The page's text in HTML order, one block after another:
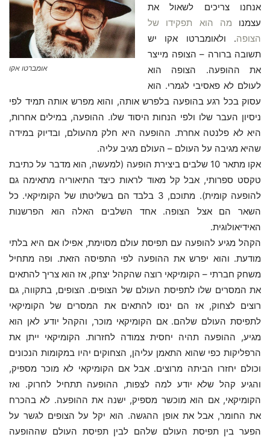
אומברטו אקו
אנחנו צריכים לשאול את
עצמנו מה הוא תפקידו של
הצופה. ולאומברטו אקו יש
תשובה ברורה – הצופה מייצר
את ההופעה. הצופה הוא
לעולם לא פאסיבי לגמרי. הוא
עסוק בכל רגע בהופעה בלפרש אותה, והוא מפרש אותה תמיד לפי
ניסיון העבר שלו ולפי הנחות היסוד שלו. ההופעה, במילים אחרות,
היא לא פלנטה אחרת. ההופעה היא חלק מהעולם, ובדיוק במידה
שהיא מגיבה על העולם – העולם מגיב עליה.
אקו מתאר 10 שלבים ביצירת הופעה (למעשה, הוא מדבר על כתיבת
טקסט ספרותי, אבל קל מאוד לראות כיצד התיאוריה מתאימה גם
להופעה קומית). מתוכם, 3 בלבד הם בשליטתו של הקומיקאי. כל
השאר הם אצל הצופה. אחד השלבים האלה הוא הפרשנות
האידיאולוגית.
הקהל מגיע להופעה עם תפיסת עולם מסוימת, אפילו אם היא בלתי
מודעת. והוא יפרש את ההופעה לפי התפיסה הזאת. ופה מתחיל
משחק חברתי – הקומיקאי רוצה שהקהל יצחק, אז הוא צריך להתאים
את המסרים שלו לתפיסת העולם של הצופים. הצופים, בתקווה, גם
רוצים לצחוק, אז הם ינסו להתאים את המסרים של הקומיקאי
לתפיסת העולם שלהם. אם הקומיקאי מוכר, והקהל יודע לאן הוא
מגיע, ההופעה תהיה יחסית צמודה לחזרות. הקומיקאי ייתן את
הרפליקות כפי שהוא התאמן עליהן, הצחוקים יהיו במקומות הנכונים
וכולם יחזרו הביתה מרוצים. אבל אם הקומיקאי לא מוכר מספיק,
והגיע קהל שלא יודע למה לצפות, ההופעה תתחיל לחרוק. ואז
הקומיקאי, אם הוא מוכשר מספיק, ישנה את ההופעה. לא בהכרח
את החומר, אבל את אופן ההגשה. הוא יקל על הצופים לגשר על
הפער בין תפיסת העולם שלהם לבין תפיסת העולם שההופעה